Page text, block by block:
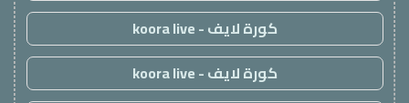
كورة لايف - koora live
كورة لايف - koora live